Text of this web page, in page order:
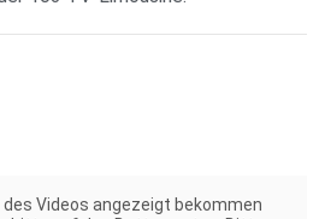
des Videos angezeigt bekommen